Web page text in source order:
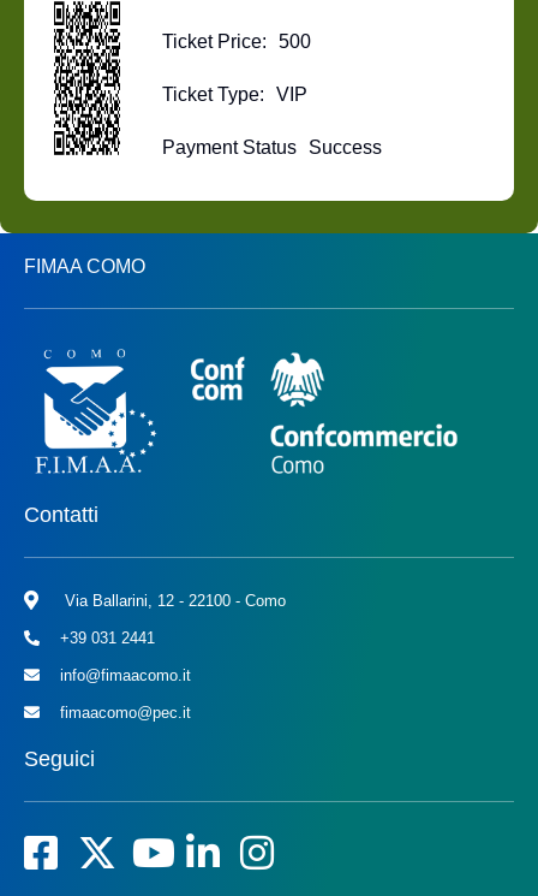
Ticket Price: 500
Ticket Type: VIP
Payment Status Success
FIMAA COMO
Contatti
Via Ballarini, 12 - 22100 - Como
+39 031 2441
info@fimaacomo.it
fimaacomo@pec.it
Seguici